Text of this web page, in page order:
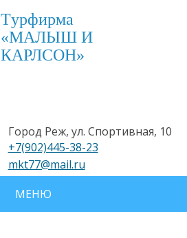
Tурфирма
«МАЛЫШ И
КАРЛСОН»
Город Реж, ул. Спортивная, 10
+7(902)445-38-23
mkt77@mail.ru
МЕНЮ